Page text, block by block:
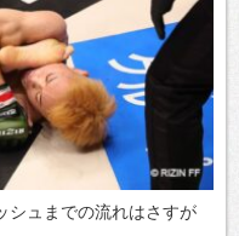
シュまでの流れはさすが